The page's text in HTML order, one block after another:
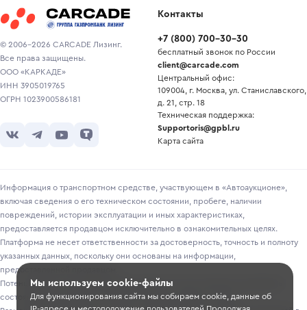
© 2006-2026 CARCADE Лизинг.
Все права защищены.
ООО «КАРКАДЕ»
ИНН 3905019765
ОГРН 1023900586181
Контакты
+7 (800) 700-30-30
бесплатный звонок по России
client@carcade.com
Центральный офис:
109004, г. Москва, ул. Станиславского,
д. 21, стр. 18
Техническая поддержка:
Supportoris@gpbl.ru
Карта сайта
Информация о транспортном средстве, участвующем в «Автоаукционе»,
включая сведения о его техническом состоянии, пробеге, наличии
повреждений, истории эксплуатации и иных характеристиках,
предоставляется продавцом исключительно в ознакомительных целях.
Платформа не несет ответственности за достоверность, точность и полноту
указанных данных, поскольку они основаны на информации,
предоставленной продавцом.
Потенциальным покупателям рекомендуется самостоятельно проверять
состояние транспортного средства перед участием в торгах.
Мы используем cookie-файлы
Для функционирования сайта мы собираем cookie, данные об